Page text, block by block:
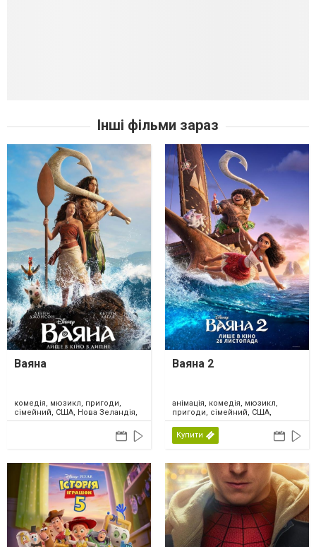
Інші фільми зараз
Ваяна
комедія, мюзикл, пригоди,
сімейний, США, Нова Зеландія,
2026
Ваяна 2
анімація, комедія, мюзикл,
пригоди, сімейний, США,
Канада, 2024
Купити